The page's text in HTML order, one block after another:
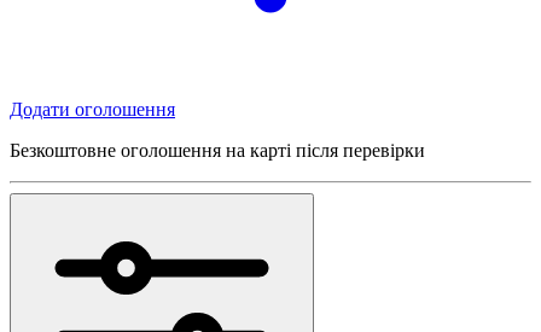
Додати оголошення
Безкоштовне оголошення на карті після перевірки